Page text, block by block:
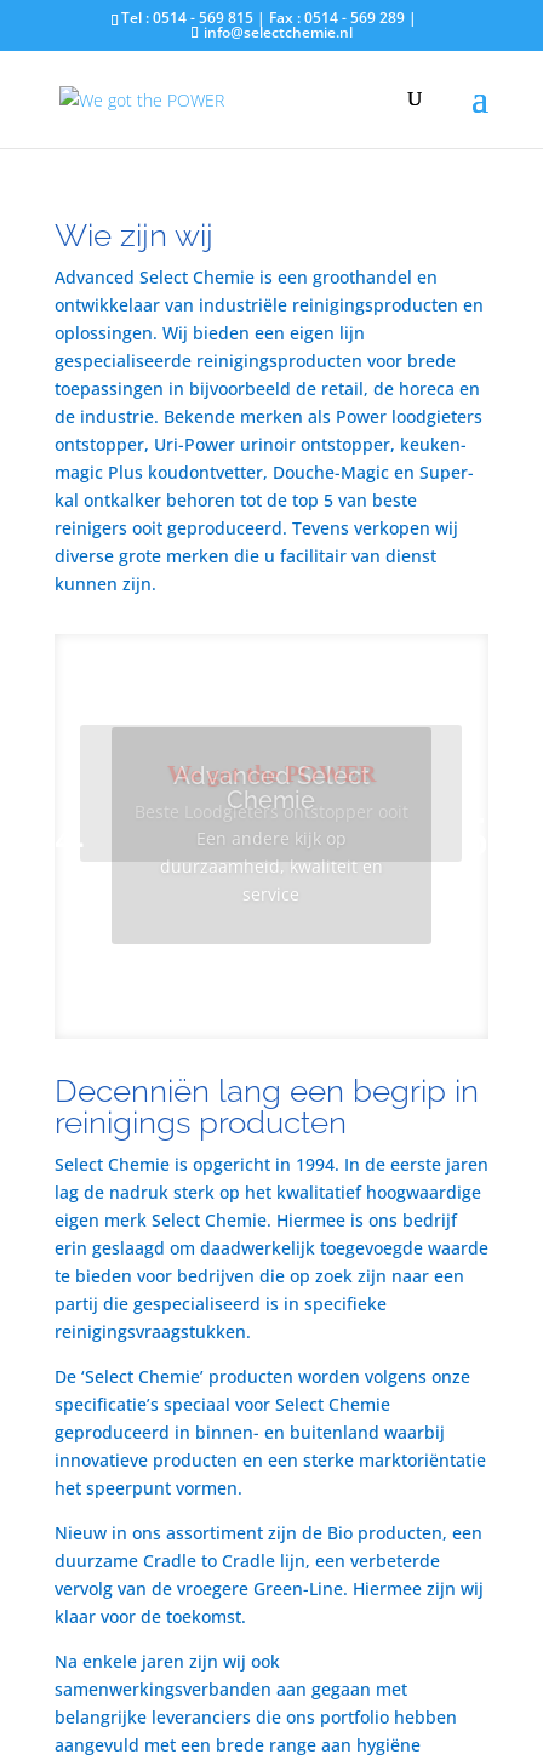
Tel : 0514 - 569 815 | Fax : 0514 - 569 289 |
info@selectchemie.nl
Wie zijn wij
Advanced Select Chemie is een groothandel en
ontwikkelaar van industriële reinigingsproducten en
oplossingen. Wij bieden een eigen lijn
gespecialiseerde reinigingsproducten voor brede
toepassingen in bijvoorbeeld de retail, de horeca en
de industrie. Bekende merken als Power loodgieters
ontstopper, Uri-Power urinoir ontstopper, keuken-
magic Plus koudontvetter, Douche-Magic en Super-
kal ontkalker behoren tot de top 5 van beste
reinigers ooit geproduceerd. Tevens verkopen wij
diverse grote merken die u facilitair van dienst
kunnen zijn.
Advanced Select
Chemie
Een andere kijk op
duurzaamheid, kwaliteit en
service
We got the POWER
Beste Loodgieters ontstopper ooit
Decenniën lang een begrip in
reinigings producten
Select Chemie is opgericht in 1994. In de eerste jaren
lag de nadruk sterk op het kwalitatief hoogwaardige
eigen merk Select Chemie. Hiermee is ons bedrijf
erin geslaagd om daadwerkelijk toegevoegde waarde
te bieden voor bedrijven die op zoek zijn naar een
partij die gespecialiseerd is in specifieke
reinigingsvraagstukken.
De ‘Select Chemie’ producten worden volgens onze
specificatie’s speciaal voor Select Chemie
geproduceerd in binnen- en buitenland waarbij
innovatieve producten en een sterke marktoriëntatie
het speerpunt vormen.
Nieuw in ons assortiment zijn de Bio producten, een
duurzame Cradle to Cradle lijn, een verbeterde
vervolg van de vroegere Green-Line. Hiermee zijn wij
klaar voor de toekomst.
Na enkele jaren zijn wij ook
samenwerkingsverbanden aan gegaan met
belangrijke leveranciers die ons portfolio hebben
aangevuld met een brede range aan hygiëne